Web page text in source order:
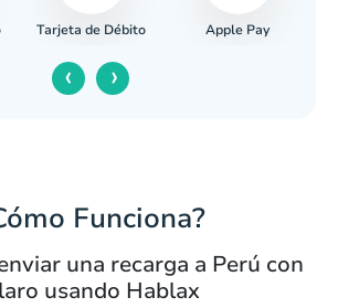
Tarjeta de Débito Apple Pay
‹ ›
Funciona?
una recarga a Perú con
usando Hablax